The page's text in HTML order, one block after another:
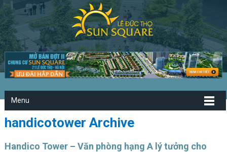
Menu
handicotower Archive
Handico Tower – Văn phòng hạng A lý tưởng cho